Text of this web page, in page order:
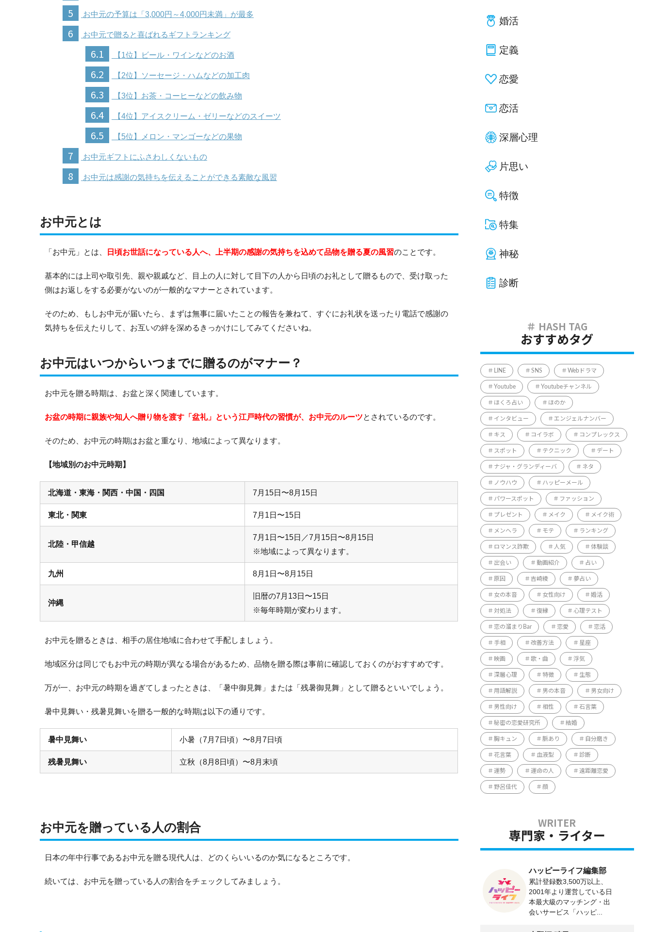
5 お中元の予算は「3,000円～4,000円未満」が最多
6 お中元で贈ると喜ばれるギフトランキング
6.1 【1位】ビール・ワインなどのお酒
6.2 【2位】ソーセージ・ハムなどの加工肉
6.3 【3位】お茶・コーヒーなどの飲み物
6.4 【4位】アイスクリーム・ゼリーなどのスイーツ
6.5 【5位】メロン・マンゴーなどの果物
7 お中元ギフトにふさわしくないもの
8 お中元は感謝の気持ちを伝えることができる素敵な風習
お中元とは
「お中元」とは、 日頃お世話になっている人へ、上半期の感謝の気持ちを込めて品物を贈る夏の風習のことです。
基本的には上司や取引先、親や親戚など、目上の人に対して目下の人から日頃のお礼として贈るもので、受け取った
側はお返しをする必要がないのが一般的なマナーとされています。
そのため、もしお中元が届いたら、まずは無事に届いたことの報告を兼ねて、すぐにお礼状を送ったり電話で感謝の
気持ちを伝えたりして、お互いの絆を深めるきっかけにしてみてくださいね。
お中元はいつからいつまでに贈るのがマナー？
お中元を贈る時期は、お盆と深く関連しています。
お盆の時期に親族や知人へ贈り物を渡す「盆礼」という江戸時代の習慣が、お中元のルーツとされているのです。
そのため、お中元の時期はお盆と重なり、地域によって異なります。
【地域別のお中元時期】
北海道・東海・関西・中国・四国 7月15日〜8月15日
東北・関東 7月1日〜15日
北陸・甲信越
7月1日〜15日／7月15日〜8月15日
※地域によって異なります。
九州 8月1日〜8月15日
沖縄
旧暦の7月13日〜15日
※毎年時期が変わります。
お中元を贈るときは、相手の居住地域に合わせて手配しましょう。
地域区分は同じでもお中元の時期が異なる場合があるため、品物を贈る際は事前に確認しておくのがおすすめです。
万が一、お中元の時期を過ぎてしまったときは、「暑中御見舞」または「残暑御見舞」として贈るといいでしょう。
暑中見舞い・残暑見舞いを贈る一般的な時期は以下の通りです。
暑中見舞い 小暑（7月7日頃）〜8月7日頃
残暑見舞い 立秋（8月8日頃）〜8月末頃
お中元を贈っている人の割合
日本の年中行事であるお中元を贈る現代人は、どのくらいいるのか気になるところです。
続いては、お中元を贈っている人の割合をチェックしてみましょう。
婚活
定義
恋愛
恋活
深層心理
片思い
特徴
特集
神秘
診断
おすすめタグ
LINE SNS Webドラマ
Youtube Youtubeチャンネル
ほくろ占い ほのか
インタビュー エンジェルナンバー
キス コイラボ コンプレックス
スポット テクニック デート
ナジャ・グランディーバ ネタ
ノウハウ ハッピーメール
パワースポット ファッション
プレゼント メイク メイク術
メンヘラ モテ ランキング
ロマンス詐欺 人気 体験談
出会い 動画紹介 占い
原因 吉崎綾 夢占い
女の本音 女性向け 婚活
対処法 復縁 心理テスト
恋の溜まりBar 恋愛 恋活
手相 改善方法 星座
映画 歌・曲 浮気
深層心理 特徴 生態
用語解説 男の本音 男女向け
男性向け 相性 石言葉
秘密の恋愛研究所 結婚
胸キュン 脈あり 自分磨き
花言葉 血液型 診断
運勢 運命の人 遠距離恋愛
野呂佳代 顔
専門家・ライター
ハッピーライフ編集部
累計登録数3,500万以上、
2001年より運営している日
本最大級のマッチング・出
会いサービス「ハッピ...